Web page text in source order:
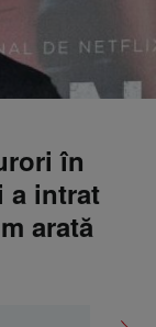
în
a intrat
arată